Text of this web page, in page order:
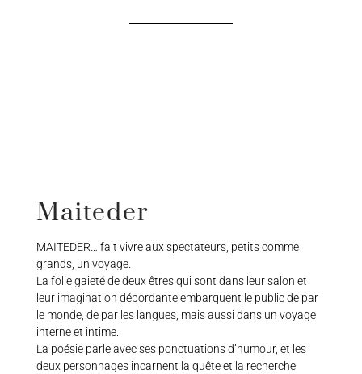
Maiteder
MAITEDER… fait vivre aux spectateurs, petits comme
grands, un voyage.
La folle gaieté de deux êtres qui sont dans leur salon et
leur imagination débordante embarquent le public de par
le monde, de par les langues, mais aussi dans un voyage
interne et intime.
La poésie parle avec ses ponctuations d’humour, et les
deux personnages incarnent la quête et la recherche